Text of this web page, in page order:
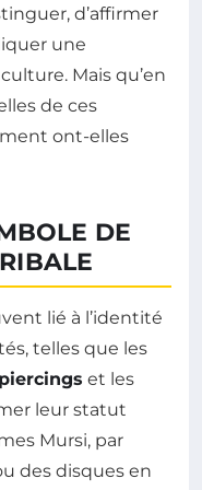
d’affirmer
une
Mais qu’en
de ces
ont-elles
DE
lié à l’identité
telles que les
piercings et les
leur statut
Mursi, par
des disques en